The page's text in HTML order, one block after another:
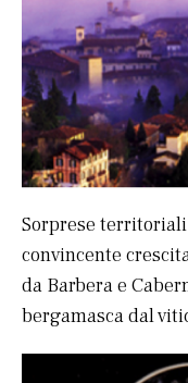
Sorprese
convincente
da Barbera e
bergamasca dal